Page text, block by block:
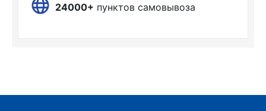
24000+ пунктов самовывоза